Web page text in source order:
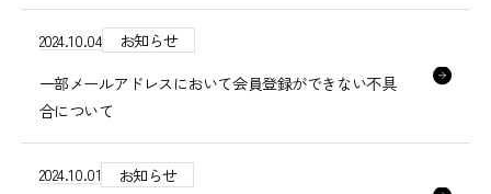
2024.10.04
お知らせ
一部メールアドレスにおいて会員登録ができない不具
合について
2024.10.01
お知らせ